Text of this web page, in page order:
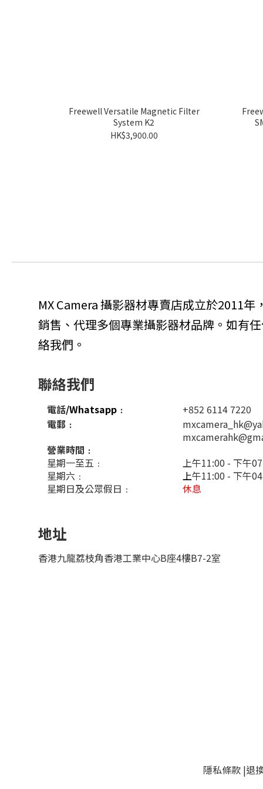
Freewell Versatile Magnetic Filter
System K2
HK$3,900.00
MX Camera 攝影器材專賣店成立於2011年
銷售、代理多個專業攝影器材品牌。如有
絡我們。
聯絡我們
電話/Whatsapp ﹕
+852 6114 7220
電郵﹕
營業時間﹕
星期一至五﹕
上午11:00 - 下午
星期六﹕
上午11:00 - 下午
星期日及公眾假日﹕
休息
地址
香港九龍荔枝角香港工業中心B座4樓B7-2室
隱私條款|退